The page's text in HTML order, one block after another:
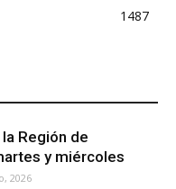
1487
Región de
y miércoles
2026